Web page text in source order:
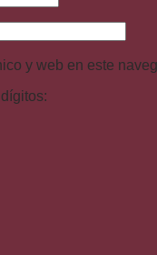
y web en este